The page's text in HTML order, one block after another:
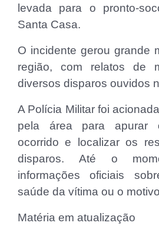
levada para o pronto-
Santa Casa.
O incidente gerou grande
região, com relatos de
diversos disparos ouvidos
A Polícia Militar foi
pela área para apurar
ocorrido e localizar os
disparos. Até o
informações oficiais
saúde da vítima ou o
Matéria em atualização